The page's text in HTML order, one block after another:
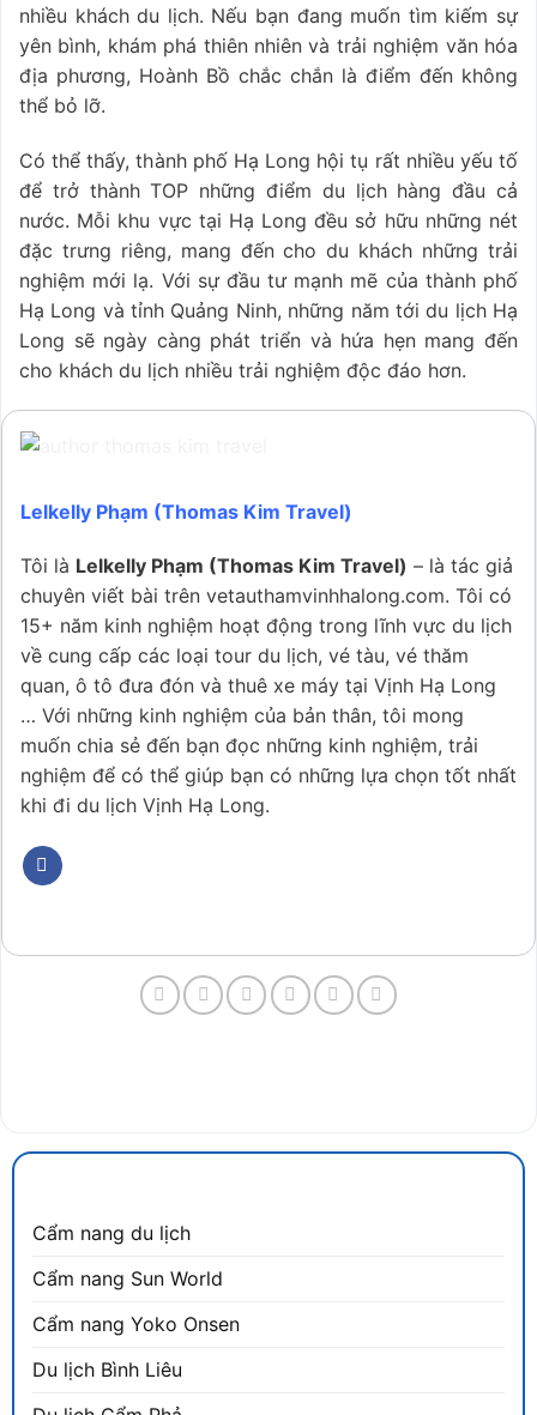
nhiều khách du lịch. Nếu bạn đang muốn tìm kiếm sự
yên bình, khám phá thiên nhiên và trải nghiệm văn hóa
địa phương, Hoành Bồ chắc chắn là điểm đến không
thể bỏ lỡ.
Có thể thấy, thành phố Hạ Long hội tụ rất nhiều yếu tố
để trở thành TOP những điểm du lịch hàng đầu cả
nước. Mỗi khu vực tại Hạ Long đều sở hữu những nét
đặc trưng riêng, mang đến cho du khách những trải
nghiệm mới lạ. Với sự đầu tư mạnh mẽ của thành phố
Hạ Long và tỉnh Quảng Ninh, những năm tới du lịch Hạ
Long sẽ ngày càng phát triển và hứa hẹn mang đến
cho khách du lịch nhiều trải nghiệm độc đáo hơn.
Lelkelly Phạm (Thomas Kim Travel)
Tôi là Lelkelly Phạm (Thomas Kim Travel) – là tác giả
chuyên viết bài trên vetauthamvinhhalong.com. Tôi có
15+ năm kinh nghiệm hoạt động trong lĩnh vực du lịch
về cung cấp các loại tour du lịch, vé tàu, vé thăm
quan, ô tô đưa đón và thuê xe máy tại Vịnh Hạ Long
… Với những kinh nghiệm của bản thân, tôi mong
muốn chia sẻ đến bạn đọc những kinh nghiệm, trải
nghiệm để có thể giúp bạn có những lựa chọn tốt nhất
khi đi du lịch Vịnh Hạ Long.
Cẩm nang du lịch
Cẩm nang Sun World
Cẩm nang Yoko Onsen
Du lịch Bình Liêu